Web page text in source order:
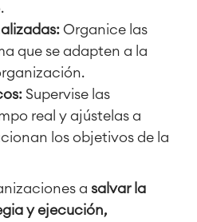
Organice las
que se adapten a la
Supervise las
real y ajústelas a
los objetivos de la
a salvar la
y ejecución,